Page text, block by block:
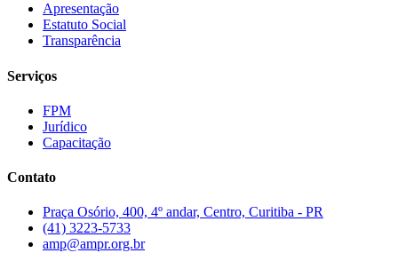
Apresentação
Estatuto Social
Transparência
Serviços
FPM
Jurídico
Capacitação
Contato
Praça Osório, 400, 4º andar, Centro, Curitiba - PR
(41) 3223-5733
amp@ampr.org.br